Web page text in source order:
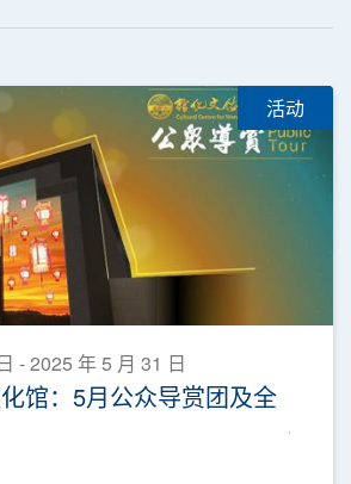
活动
- 2025 年 5 月 31 日
馆：5月公众导赏团及全